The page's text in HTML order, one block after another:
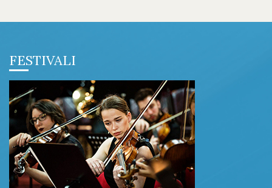
FESTIVALI